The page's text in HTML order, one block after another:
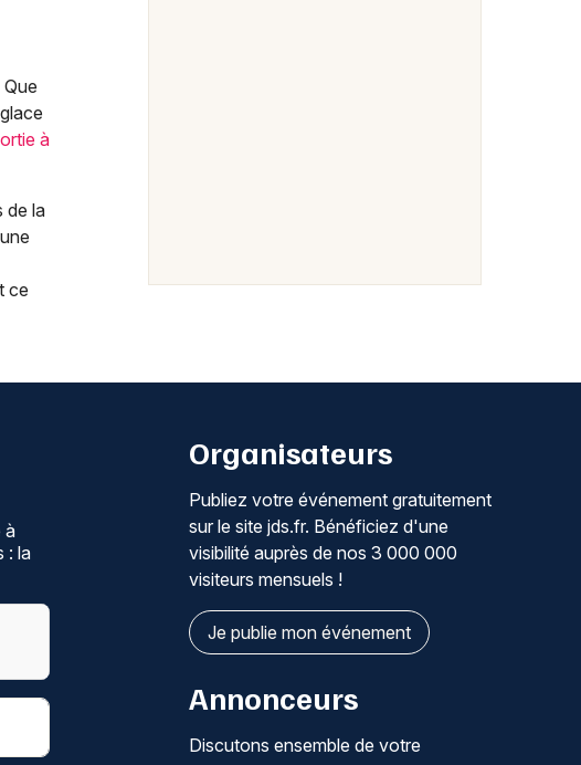
à
de la
ce
à
: la
Organisateurs
Publiez votre événement gratuitement
sur le site jds.fr. Bénéficiez d'une
visibilité auprès de nos 3 000 000
visiteurs mensuels !
Je publie mon événement
Annonceurs
Discutons ensemble de votre